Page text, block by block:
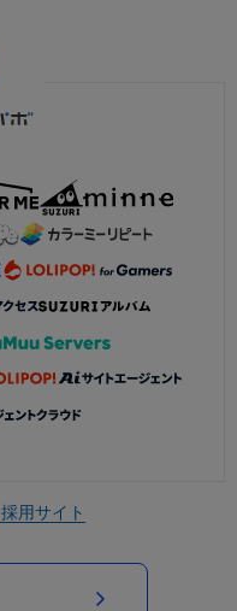
採用サイト